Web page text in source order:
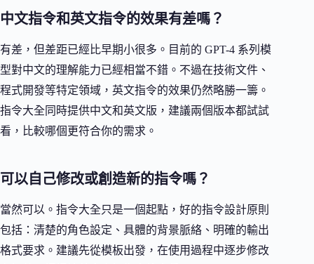
中文指令和英文指令的效果有差嗎？
有差，但差距已經比早期小很多。目前的 GPT-4 系列模
型對中文的理解能力已經相當不錯。不過在技術文件、
程式開發等特定領域，英文指令的效果仍然略勝一籌。
指令大全同時提供中文和英文版，建議兩個版本都試試
看，比較哪個更符合你的需求。
可以自己修改或創造新的指令嗎？
當然可以。指令大全只是一個起點，好的指令設計原則
包括：清楚的角色設定、具體的背景脈絡、明確的輸出
格式要求。建議先從模板出發，在使用過程中逐步修改